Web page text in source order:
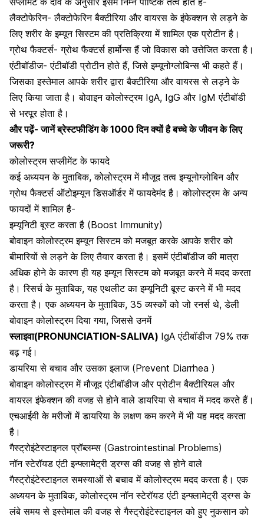
लैक्टोफेरिन- लैक्टोफेरिन बैक्टीरिया और वायरस के इंफेक्शन से लड़ने के
लिए शरीर के इम्यून सिस्टम की प्रतिक्रिया में शामिल एक प्रोटीन है।
ग्रोथ फैक्टर्स- ग्रोथ फैक्टर्स हार्मोन्स हैं जो विकास को उत्तेजित करता है।
एंटीबॉडीज- एंटीबॉडी प्रोटीन होते हैं, जिसे इम्यूनोग्लोबिन्स भी कहते हैं।
जिसका इस्तेमाल आपके शरीर द्वारा बैक्टीरिया और वायरस से लड़ने के
लिए किया जाता है। बोवाइन कोलोस्ट्रम IgA, IgG और IgM एंटीबॉडी
से भरपूर होता है।
और पढ़ें-जानें ब्रेस्टफीडिंग के 1000 दिन क्यों है बच्चे के जीवन के लिए
जरूरी?
कोलोस्ट्रम सप्लीमेंट के फायदे
कई अध्ययन के मुताबिक, कोलोस्ट्रम में मौजूद तत्व इम्यूनोग्लोबिन और
ग्रोथ फैक्टर्स ऑटोइम्यून डिसऑर्डर में फायदेमंद है। कोलोस्ट्रम के अन्य
फायदों में शामिल है-
इम्यूनिटी बूस्ट करता है (Boost Immunity)
बोवाइन कोलोस्ट्रम इम्यून सिस्टम को मजबूत करके आपके शरीर को
बीमारियों से लड़ने के लिए तैयार करता है। इसमें एंटीबॉडीज की मात्रा
अधिक होने के कारण ही यहइम्यून सिस्टम को मजबूत करने में मदद करता
है । रिसर्च के मुताबिक, यह एथलीट का इम्यूनिटी बूस्ट करने में भी मदद
करता है। एक अध्ययन के मुताबिक, 35 व्यस्कों को जो रनर्स थे, डेली
बोवाइन कोलोस्ट्रम दिया गया, जिससे उनमें
स्लाइवा(PRONUNCIATION-SALIVA) IgA एंटीबॉडीज 79% तक
बढ़ गई।
डायरिया से बचाव और उसका इलाज (Prevent Diarrhea )
बोवाइन कोलोस्ट्रम में मौजूद एंटीबॉडीज और प्रोटीन बैक्टीरियल और
वायरल इंफेक्शन की वजह से होने वाले डायरिया से बचाव में मदद करते हैं।
एचआईवी के मरीजों में डायरिया के लक्षण कम करने में भी यह मदद करता
है।
गैस्ट्रोइंटेस्टाइनल प्रॉब्लम्स (Gastrointestinal Problems)
नॉन स्टेरॉयड एंटी इन्फ्लामेट्री ड्रग्स की वजह से होने वाले
गैस्ट्रोइंटेस्टाइनल समस्याओं से बचाव में कोलोस्ट्रम मदद करता है। एक
अध्ययन के मुताबिक, कोलोस्ट्रम नॉन स्टेरॉयड एंटी इन्फ्लामेट्री ड्रग्स के
लंबे समय से इस्तेमाल की वजह से गैस्ट्रोइंटेस्टाइनल को हुए नुकसान को